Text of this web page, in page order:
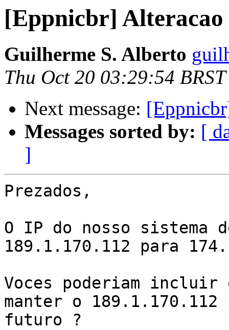
[Eppnicbr] Alteracao
Guilherme S. Alberto
Thu Oct 20 03:29:54
Next message:
Messages sorted by: [
]
Prezados,
O IP do nosso sistema
189.1.170.112 para
Voces poderiam incluir
manter o
futuro ?